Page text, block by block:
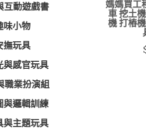
互動遊戲書
味小物
撫玩具
與感官玩具
職業扮演組
與邏輯訓練
與主題玩具
媽媽買工
車 挖土
機 打樁